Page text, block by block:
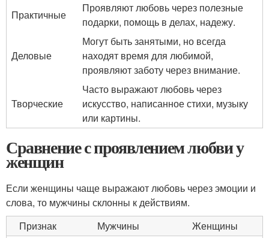
Практичные
Проявляют любовь через полезные
подарки, помощь в делах, надежу.
Деловые
Могут быть занятыми, но всегда
находят время для любимой,
проявляют заботу через внимание.
Творческие
Часто выражают любовь через
искусство, написанное стихи, музыку
или картины.
Сравнение с проявлением любви у
женщин
Если женщины чаще выражают любовь через эмоции и
слова, то мужчины склонны к действиям.
Признак
Мужчины
Женщины